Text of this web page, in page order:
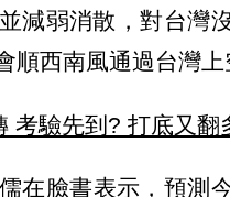
減弱消散，對台灣
順西南風通過台灣上
驗先到? 打底又翻
在臉書表示，預測